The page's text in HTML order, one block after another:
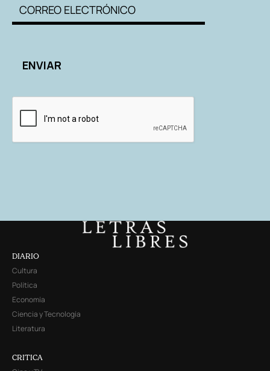
DIARIO
Cultura
Política
Economía
Ciencia y Tecnología
Literatura
CRITICA